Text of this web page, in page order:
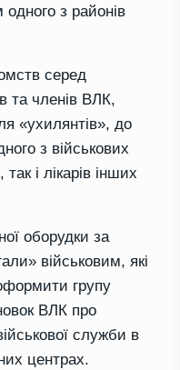
з районів
серед
та членів ВЛК,
«ухилянтів», до
з військових
так і лікарів інших
оборудки за
військовим, які
групу
ВЛК про
служби в
центрах.